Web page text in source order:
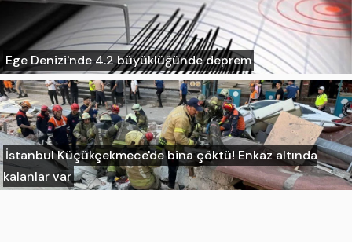
Ege Denizi'nde 4.2 büyüklüğünde deprem
İstanbul Küçükçekmece'de bina çöktü! Enkaz altında
kalanlar var